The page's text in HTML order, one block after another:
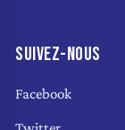
SUIVEZ-NOUS
Facebook